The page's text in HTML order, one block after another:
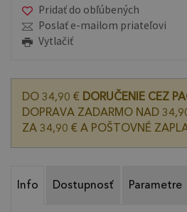
Pridať do obľúbených
Poslať e-mailom priateľovi
Vytlačiť
DO 34,90 € DORUČENIE CEZ
DOPRAVA ZADARMO NAD
ZA 34,90 € A POŠTOVNÉ
Info Dostupnosť Parametre